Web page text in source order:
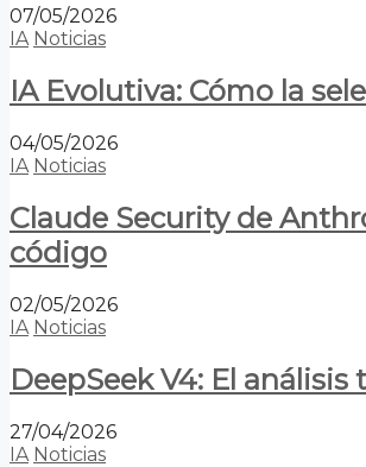
07/05/2026
IA Noticias
IA Evolutiva: Cómo la
04/05/2026
IA Noticias
Claude Security de
código
02/05/2026
IA Noticias
DeepSeek V4: El
27/04/2026
IA Noticias